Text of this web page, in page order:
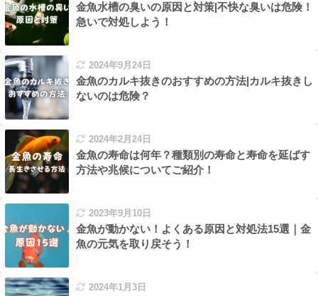
金魚水槽の臭いの原因と対策|不快な臭いは危険！
急いで対処しよう！
2024年9月24日
金魚のカルキ抜きのおすすめの方法|カルキ抜きし
ないのは危険？
2024年2月24日
金魚の寿命は何年？種類別の寿命と寿命を延ばす
方法や兆候についてご紹介！
2023年9月10日
金魚が動かない！よくある原因と対処法15選｜金
魚の元気を取り戻そう！
2024年1月3日